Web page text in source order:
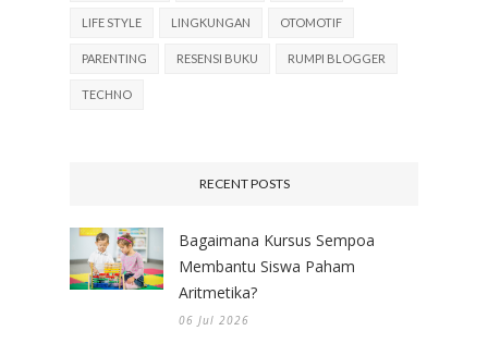
LIFE STYLE LINGKUNGAN OTOMOTIF
PARENTING RESENSI BUKU RUMPI BLOGGER
TECHNO
RECENT POSTS
Bagaimana Kursus Sempoa
Membantu Siswa Paham
Aritmetika?
06 Jul 2026